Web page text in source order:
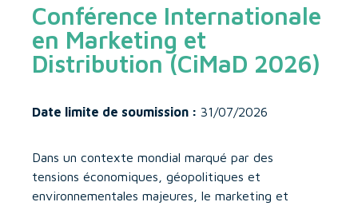
Conférence Internationale
en Marketing et
Distribution (CiMaD 2026)
Date limite de soumission : 31/07/2026
Dans un contexte mondial marqué par des
tensions économiques, géopolitiques et
environnementales majeures, le marketing et